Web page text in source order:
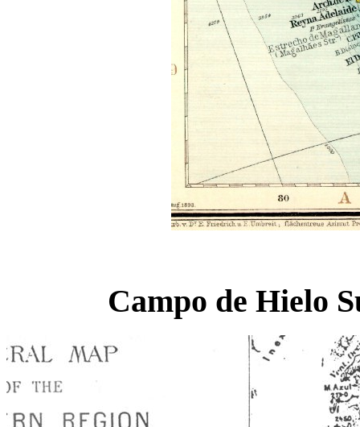
Campo de Hielo